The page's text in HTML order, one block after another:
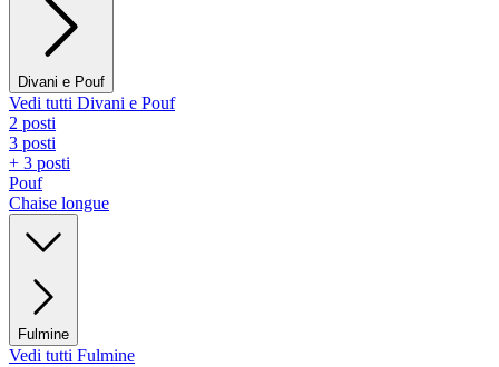
Divani e Pouf
Vedi tutti Divani e Pouf
2 posti
3 posti
+ 3 posti
Pouf
Chaise longue
Fulmine
Vedi tutti Fulmine